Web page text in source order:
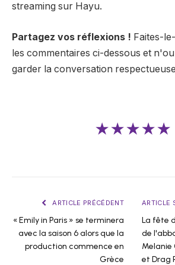
streaming sur Hayu.
Partagez vos réflexions ! Faites-
les commentaires ci-dessous et
garder la conversation
★★★★★
ARTICLE PRÉCÉDENT
« Emily in Paris » se terminera
avec la saison 6 alors que la
production commence en
Grèce
ARTICLE
La fête
de
Melanie
et Drag